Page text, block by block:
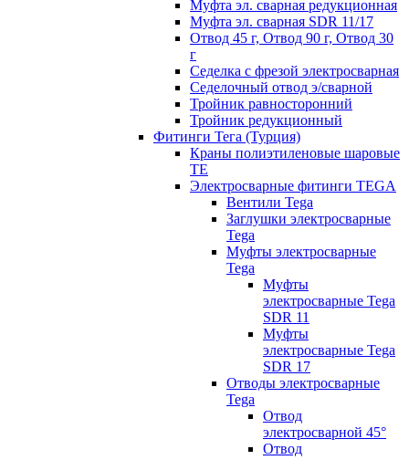
Муфта эл. cварная редукционная
Муфта эл. сварная SDR 11/17
Отвод 45 г, Отвод 90 г, Отвод 30
г
Седелка с фрезой электросварная
Седелочный отвод э/сварной
Тройник равносторонний
Тройник редукционный
Фитинги Тега (Турция)
Краны полиэтиленовые шаровые
TE
Электросварные фитинги TEGA
Вентили Tega
Заглушки электросварные
Tega
Муфты электросварные
Tega
Муфты
электросварные Tega
SDR 11
Муфты
электросварные Tega
SDR 17
Отводы электросварные
Tega
Отвод
электросварной 45°
Отвод